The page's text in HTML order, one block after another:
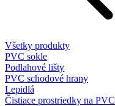
Všetky produkty
PVC sokle
Podlahové lišty
PVC schodové hrany
Lepidlá
Čistiace prostriedky na PVC